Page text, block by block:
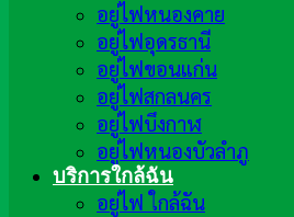
อยู่ไฟหนองคาย
อยู่ไฟอุดรธานี
อยู่ไฟขอนแก่น
อยู่ไฟสกลนคร
อยู่ไฟบึงกาฬ
อยู่ไฟหนองบัวลำภู
บริการใกล้ฉัน
อยู่ไฟ ใกล้ฉัน